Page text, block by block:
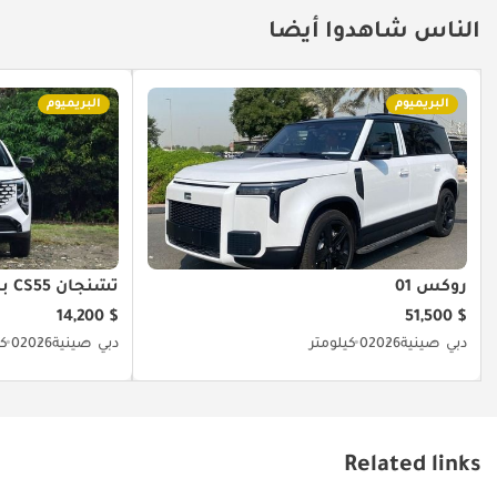
الناس شاهدوا أيضا
البريميوم
روكس 01
$ 51,500
دبي صينية20260 كيلومتر
البريميوم
تشنجان CS55 بلس
$ 14,200
دبي صينية20260 كيلومتر
Related links